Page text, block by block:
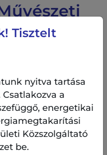
Tisztelt
nyitva tartása
a
energetikai
Közszolgáltató
be.